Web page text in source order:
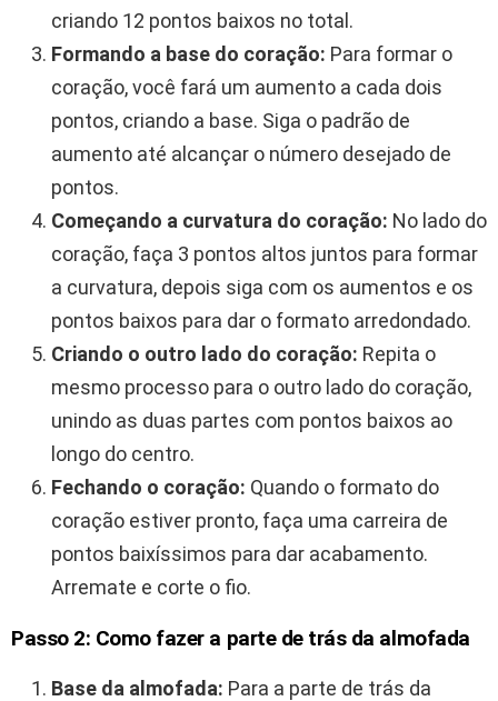
criando 12 pontos baixos no total.
Formando a base do coração: Para formar o
coração, você fará um aumento a cada dois
pontos, criando a base. Siga o padrão de
aumento até alcançar o número desejado de
pontos.
Começando a curvatura do coração: No lado do
coração, faça 3 pontos altos juntos para formar
a curvatura, depois siga com os aumentos e os
pontos baixos para dar o formato arredondado.
Criando o outro lado do coração: Repita o
mesmo processo para o outro lado do coração,
unindo as duas partes com pontos baixos ao
longo do centro.
Fechando o coração: Quando o formato do
coração estiver pronto, faça uma carreira de
pontos baixíssimos para dar acabamento.
Arremate e corte o fio.
Passo 2: Como fazer a parte de trás da almofada
Base da almofada: Para a parte de trás da